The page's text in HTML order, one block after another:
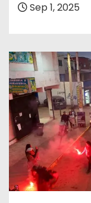
Sep 1, 2025